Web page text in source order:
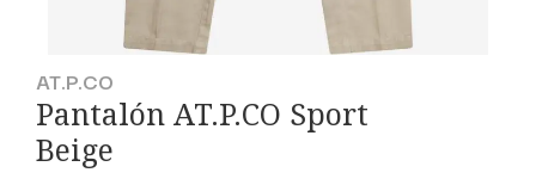
AT.P.CO
Pantalón AT.P.CO Sport
Beige